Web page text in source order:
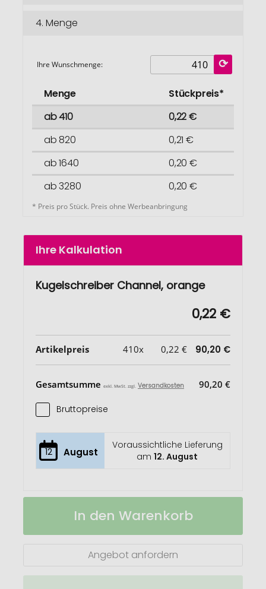
4. Menge
Ihre Wunschmenge:
Menge
Stückpreis*
ab 410
0,22 €
ab 820
0,21 €
ab 1640
0,20 €
ab 3280
0,20 €
* Preis pro Stück. Preis ohne Werbeanbringung
Ihre Kalkulation
Kugelschreiber Channel, orange
0,22 €
Artikelpreis 410x 0,22 € 90,20 €
Gesamtsumme exkl. MwSt. zzgl. Versandkosten 90,20 €
Bruttopreise
12 August
Voraussichtliche Lieferung
am12. August
Kugelschreiber
Auf
In den Warenkorb
Angebot anfordern